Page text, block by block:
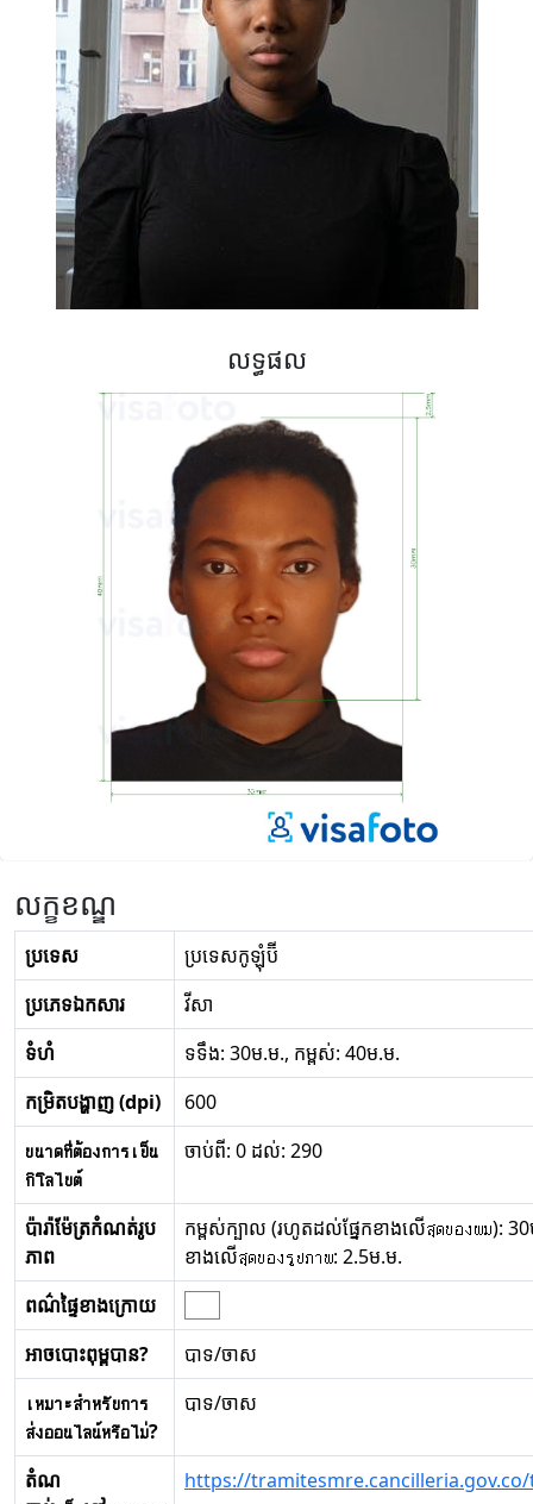
លទ្ធផល
លក្ខខណ្ឌ
ប្រទេស
ប្រទេសកូឡុំប៊ី
ប្រភេទឯកសារ
វីសា
ទំហំ
ទទឹង: 30ម.ម., កម្ពស់: 40ម.ម.
កម្រិតបង្ហាញ (dpi)
600
ขนาดที่ต้องการเป็น
กิโลไบต์
ចាប់ពី: 0 ដល់: 290
ប៉ារ៉ាម៉ែត្រកំណត់រូប
ភាព
កម្ពស់ក្បាល (រហូតដល់ផ្នែកខាងលើสุดของผม): 30
ខាងលើสุดของรูปภาพ: 2.5ម.ម.
ពណ៌ផ្ទៃខាងក្រោយ
អាចបោះពុម្ពបាន?
បាទ/ចាស
เหมาะสำหรับการ
ส่งออนไลน์หรือไม่?
បាទ/ចាស
តំណ
https://